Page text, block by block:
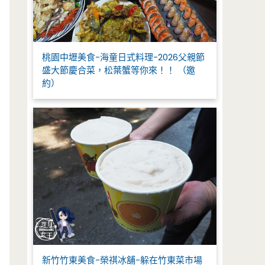
桃園中壢美食-海童日式料理-2026父親節
盛大節慶合菜，松葉蟹等你來！！ （邀
約）
新竹竹東美食-榮祺冰舖-躲在竹東菜市場